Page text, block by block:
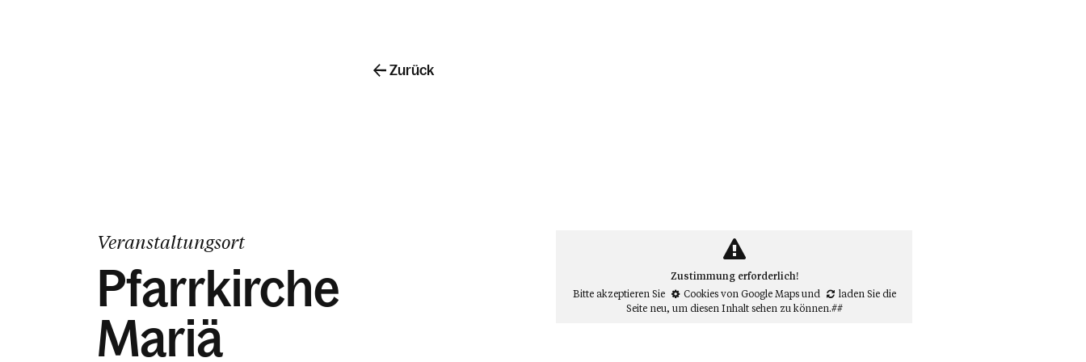
Zurück
Veranstaltungsort
Pfarrkirche
Mariä
Zustimmung erforderlich!
Bitte akzeptieren Sie
Cookies von Google Mapsund
laden Sie die
Seite neu, um diesen Inhalt sehen zu können.##